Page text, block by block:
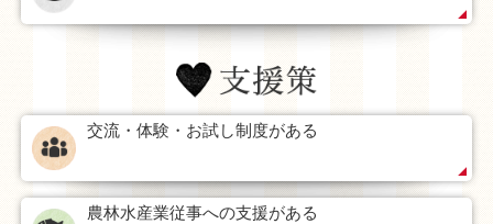
交流・体験・お試し制度がある
農林水産業従事への支援がある